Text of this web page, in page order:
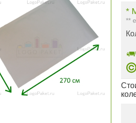
*
**